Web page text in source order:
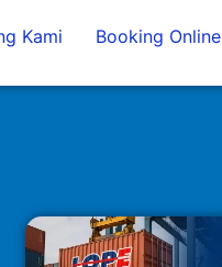
Kami Booking Online